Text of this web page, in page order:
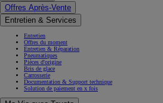
Offres Après-Vente
Entretien & Services
Entretien
Offres du moment
Entretien & Réparation
Pneumatiques
Pièces d'origine
Bris de glace
Carrosserie
Documentation & Support technique
Solution de paiement en x fois